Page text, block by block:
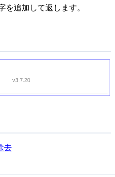
を追加して返します。
v3.7.20
去